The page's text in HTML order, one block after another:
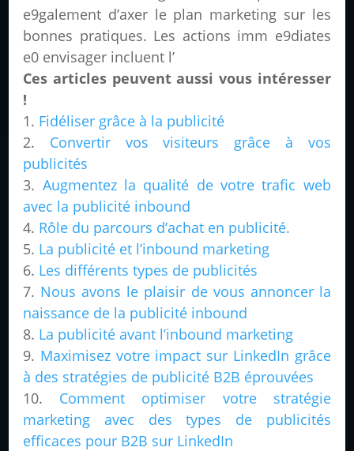
e9galement d’axer le plan marketing sur les
bonnes pratiques. Les actions imm e9diates
e0 envisager incluent l’
Ces articles peuvent aussi vous intéresser
!
Fidéliser grâce à la publicité
Convertir vos visiteurs grâce à vos
publicités
Augmentez la qualité de votre trafic web
avec la publicité inbound
Rôle du parcours d’achat en publicité.
La publicité et l’inbound marketing
Les différents types de publicités
Nous avons le plaisir de vous annoncer la
naissance de la publicité inbound
La publicité avant l’inbound marketing
Maximisez votre impact sur LinkedIn grâce
à des stratégies de publicité B2B éprouvées
Comment optimiser votre stratégie
marketing avec des types de publicités
efficaces pour B2B sur LinkedIn